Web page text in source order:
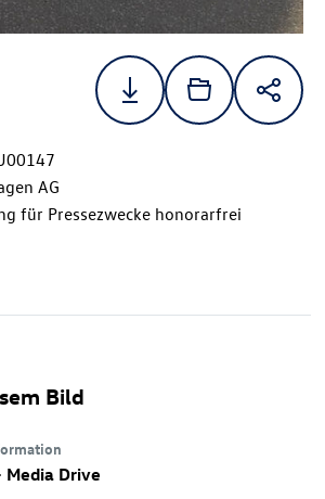
AG
für Pressezwecke honorarfrei
Bild
Media Drive